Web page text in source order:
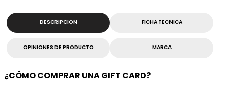
DESCRIPCION FICHA TECNICA
OPINIONES DE PRODUCTO MARCA
¿CÓMO COMPRAR UNA GIFT CARD?